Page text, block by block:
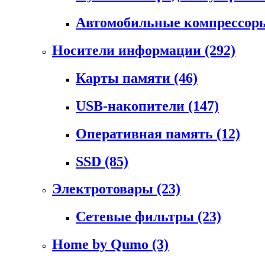
Автомобильные
Носители информации (292)
Карты памяти (46)
USB-накопители (147)
Оперативная память (12)
SSD (85)
Электротовары (23)
Сетевые фильтры (23)
Home by Qumo (3)